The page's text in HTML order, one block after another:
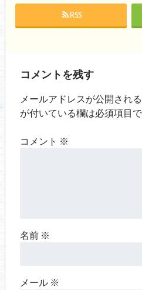
RSS
コメントを残す
メールアドレスが公開され
が付いている欄は必須項目
コメント ※
名前 ※
メール ※